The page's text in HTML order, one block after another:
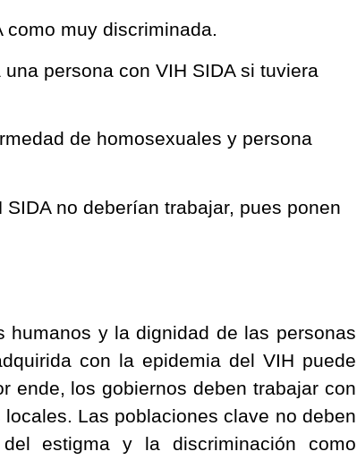
como muy discriminada.
persona con VIH SIDA si tuviera
de homosexuales y persona
no deberían trabajar, pues ponen
humanos y la dignidad de las personas
con la epidemia del VIH puede
ende, los gobiernos deben trabajar con
Las poblaciones clave no deben
estigma y la discriminación como